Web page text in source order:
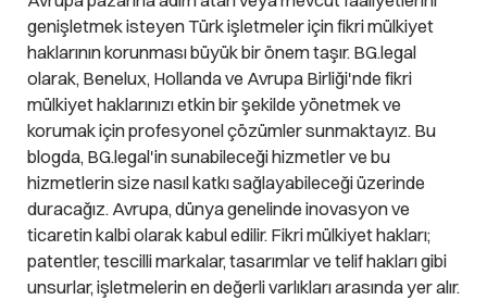
genişletmek isteyen Türk işletmeler için fikri mülkiyet
haklarının korunması büyük bir önem taşır. BG.legal
olarak, Benelux, Hollanda ve Avrupa Birliği'nde fikri
mülkiyet haklarınızı etkin bir şekilde yönetmek ve
korumak için profesyonel çözümler sunmaktayız. Bu
blogda, BG.legal'in sunabileceği hizmetler ve bu
hizmetlerin size nasıl katkı sağlayabileceği üzerinde
duracağız. Avrupa, dünya genelinde inovasyon ve
ticaretin kalbi olarak kabul edilir. Fikri mülkiyet hakları;
patentler, tescilli markalar, tasarımlar ve telif hakları gibi
unsurlar, işletmelerin en değerli varlıkları arasında yer alır.